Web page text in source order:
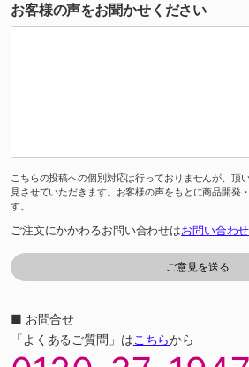
お客様の声をお聞かせください
こちらの投稿への個別対応は行っておりませんが、頂
見させていただきます。お客様の声をもとに商品開発
す。
ご注文にかかわるお問い合わせはお問い合わ
■ お問合せ
「よくあるご質問」はこちらから